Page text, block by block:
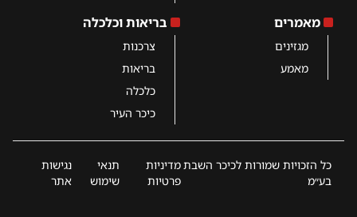
מאמרים
מגזינים
מאמע
בריאות וכלכלה
צרכנות
בריאות
כלכלה
כיכר העיר
כל הזכויות שמורות לכיכר השבת
בע״מ
מדיניות
פרטיות
תנאי
שימוש
נגישות
אתר